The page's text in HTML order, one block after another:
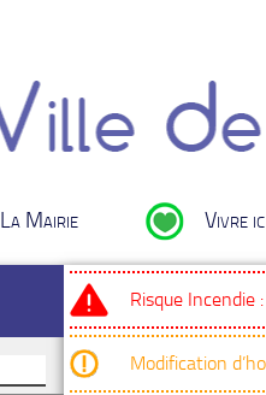
La Mairie Vivre
Risque Incendie
Modification